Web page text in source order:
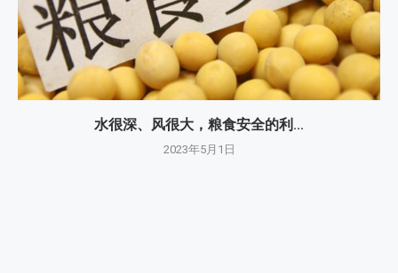
水很深、风很大，粮食安全的利...
2023年5月1日